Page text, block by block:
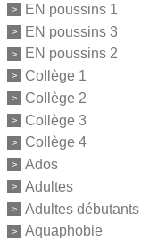
EN poussins 1
EN poussins 3
EN poussins 2
Collège 1
Collège 2
Collège 3
Collège 4
Ados
Adultes
Adultes débutants
Aquaphobie